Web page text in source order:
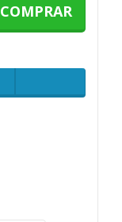
COMPRAR